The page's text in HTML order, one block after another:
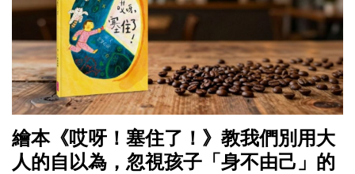
繪本《哎呀！塞住了！》教我們別用大
人的自以為，忽視孩子「身不由己」的